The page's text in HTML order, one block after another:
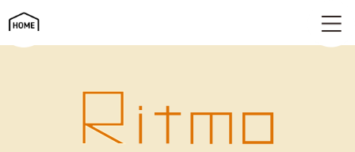
庭「コート」のある家 | Ritmo（リトモ）